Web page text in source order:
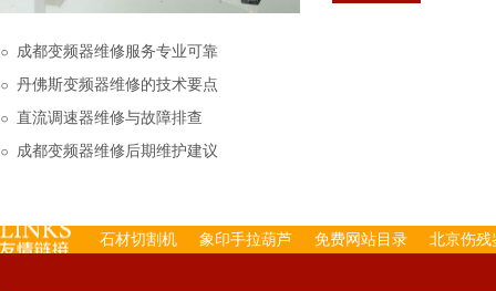
下来的，机内已经存有
成都变频器维修服务专业可靠
丹佛斯变频器维修的技术要点
直流调速器维修与故障排查
成都变频器维修后期维护建议
石材切割机 象印手拉葫芦 免费网站目录 北京伤残